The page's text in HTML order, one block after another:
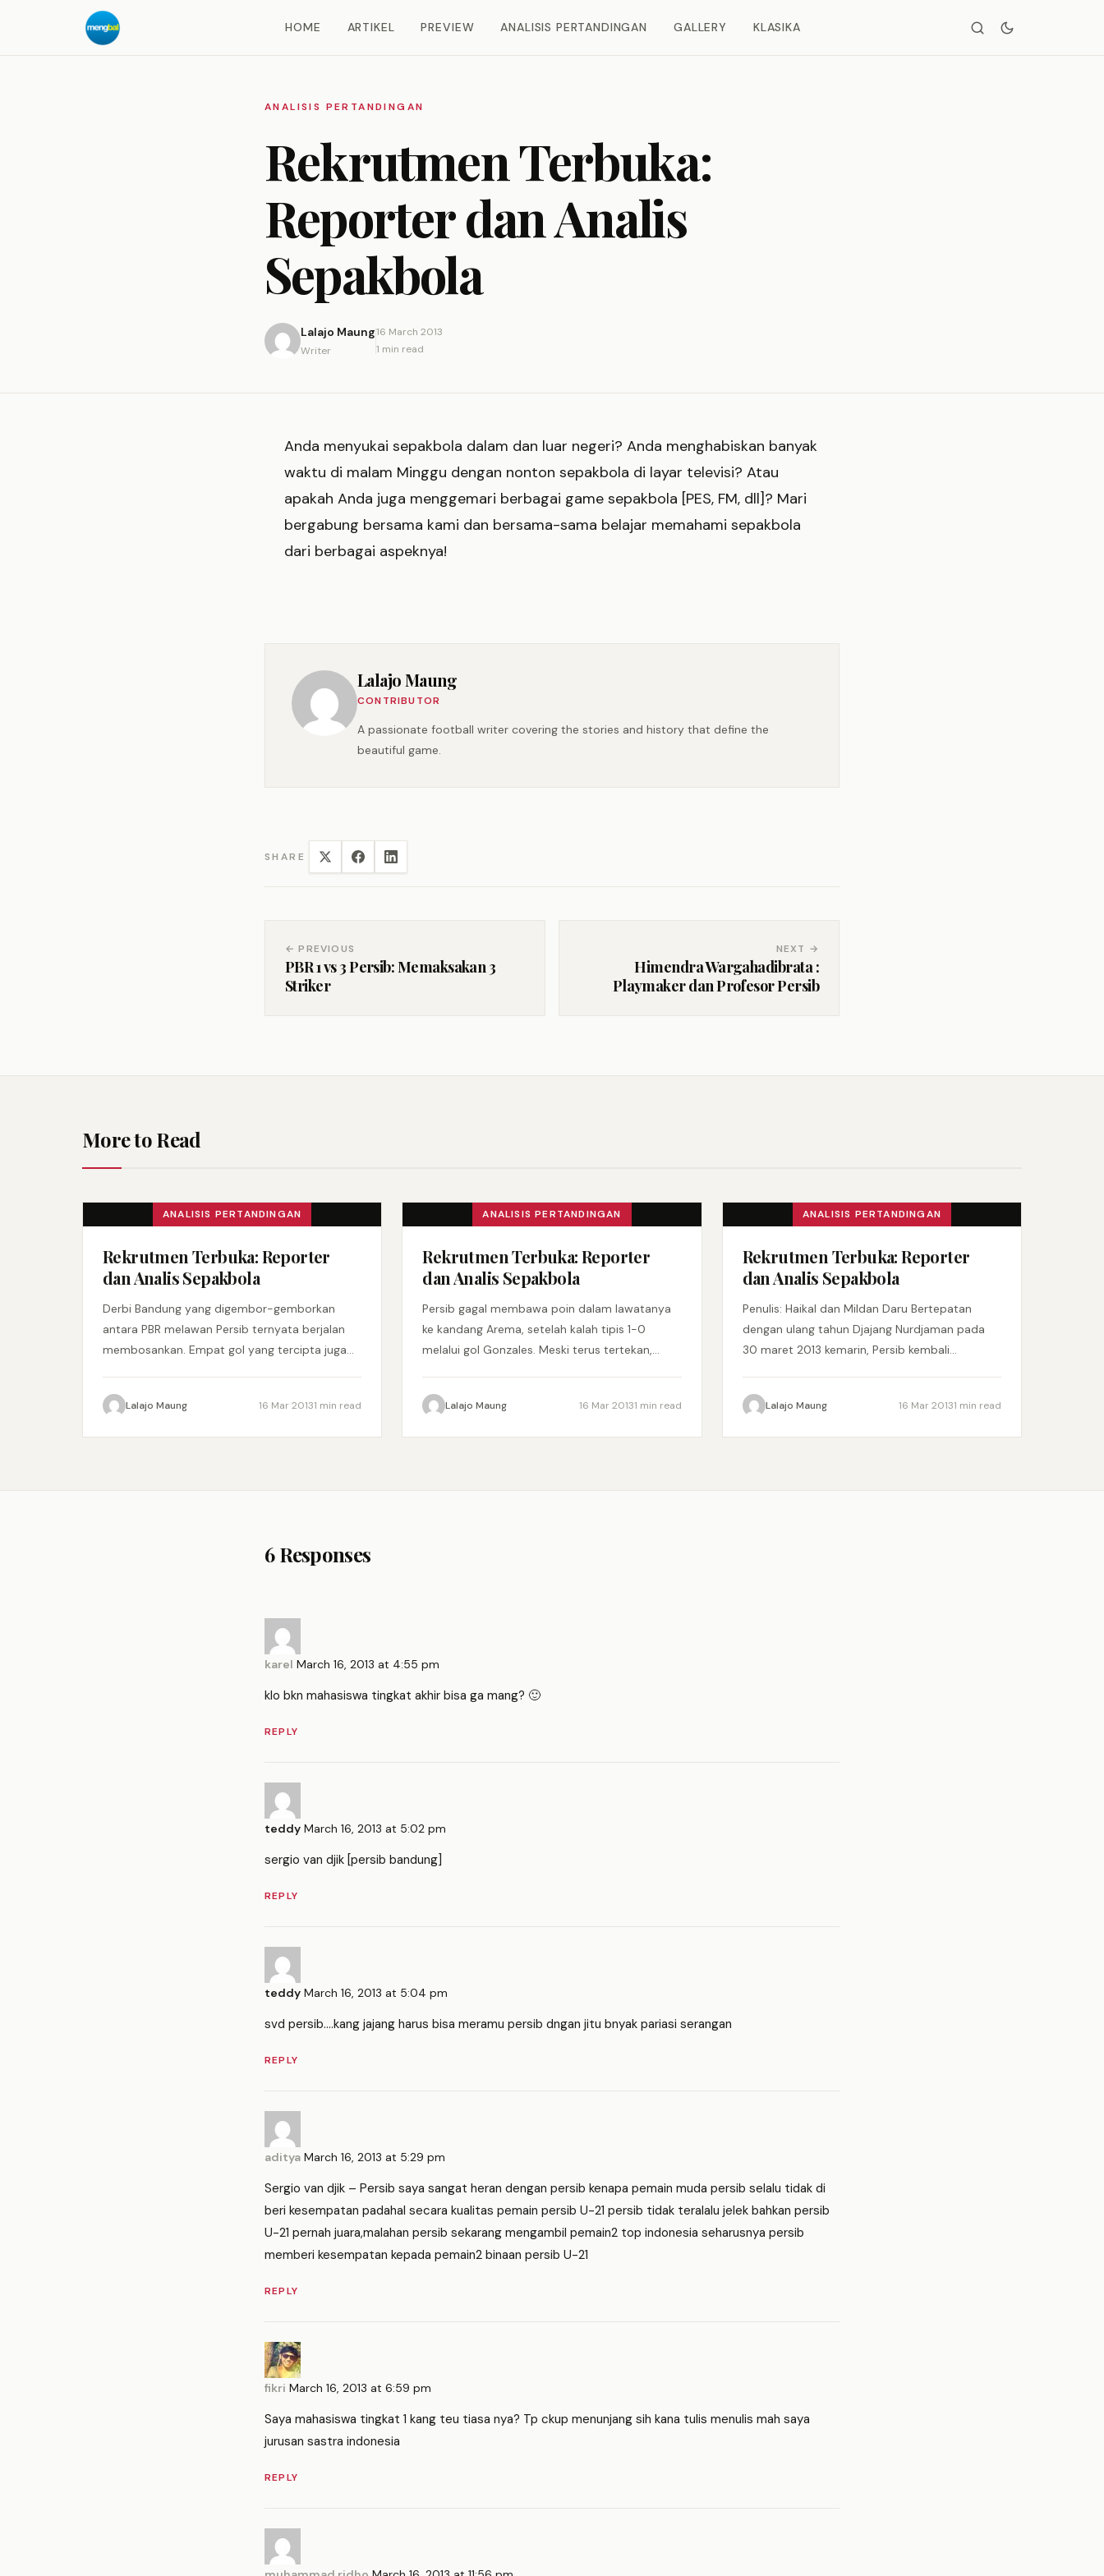
HOME ARTIKEL PREVIEW ANALISIS PERTANDINGAN GALLERY KLASIKA
ANALISIS PERTANDINGAN
Rekrutmen Terbuka:
Reporter dan Analis
Sepakbola
Lalajo Maung
Writer
16 March 2013
1 min read
Anda menyukai sepakbola dalam dan luar negeri? Anda menghabiskan banyak
waktu di malam Minggu dengan nonton sepakbola di layar televisi? Atau
apakah Anda juga menggemari berbagai game sepakbola [PES, FM, dll]? Mari
bergabung bersama kami dan bersama-sama belajar memahami sepakbola
dari berbagai aspeknya!
Lalajo Maung
CONTRIBUTOR
A passionate football writer covering the stories and history that define the
beautiful game.
SHARE
← PREVIOUS
PBR 1 vs 3 Persib: Memaksakan 3
Striker
NEXT →
Himendra Wargahadibrata :
Playmaker dan Profesor Persib
More to Read
ANALISIS PERTANDINGAN
Rekrutmen Terbuka: Reporter
dan Analis Sepakbola
Derbi Bandung yang digembor-gemborkan
antara PBR melawan Persib ternyata berjalan
membosankan. Empat gol yang tercipta juga
menarik. Di tangan pelatih…
Lalajo Maung 16 Mar 20131 min read
ANALISIS PERTANDINGAN
Rekrutmen Terbuka: Reporter
dan Analis Sepakbola
Persib gagal membawa poin dalam lawatanya
ke kandang Arema, setelah kalah tipis 1-0
melalui gol Gonzales. Meski terus tertekan,
dengan…
Lalajo Maung 16 Mar 20131 min read
ANALISIS PERTANDINGAN
Rekrutmen Terbuka: Reporter
dan Analis Sepakbola
Penulis: Haikal dan Mildan Daru Bertepatan
dengan ulang tahun Djajang Nurdjaman pada
30 maret 2013 kemarin, Persib kembali
kemenangan 3-1 atas…
Lalajo Maung 16 Mar 20131 min read
6 Responses
karel March 16, 2013 at 4:55 pm
klo bkn mahasiswa tingkat akhir bisa ga mang? 🙂
REPLY
teddy March 16, 2013 at 5:02 pm
sergio van djik [persib bandung]
REPLY
teddy March 16, 2013 at 5:04 pm
svd persib….kang jajang harus bisa meramu persib dngan jitu bnyak pariasi serangan
REPLY
aditya March 16, 2013 at 5:29 pm
Sergio van djik – Persib saya sangat heran dengan persib kenapa pemain muda persib selalu tidak di
beri kesempatan padahal secara kualitas pemain persib U-21 persib tidak teralalu jelek bahkan persib
U-21 pernah juara,malahan persib sekarang mengambil pemain2 top indonesia seharusnya persib
memberi kesempatan kepada pemain2 binaan persib U-21
REPLY
fikri March 16, 2013 at 6:59 pm
Saya mahasiswa tingkat 1 kang teu tiasa nya? Tp ckup menunjang sih kana tulis menulis mah saya
jurusan sastra indonesia
REPLY